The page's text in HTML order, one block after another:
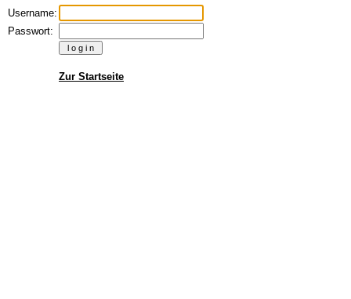
Username:
Passwort:
Zur Startseite